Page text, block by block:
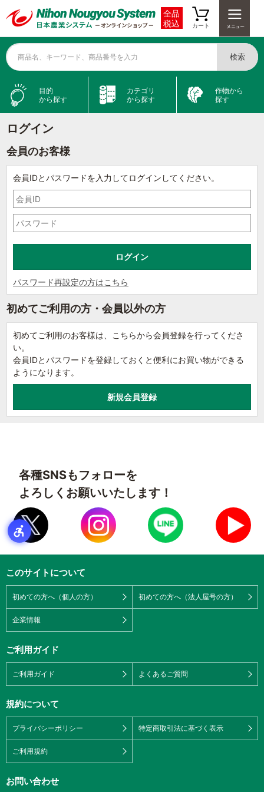
全品
税込
カート
商品名、キーワード、商品番号を入力 検索
目的
から探す
カテゴリ
から探す
作物から
探す
ログイン
会員のお客様
会員IDとパスワードを入力してログインしてください。
パスワード再設定の方はこちら
初めてご利用の方・会員以外の方
初めてご利用のお客様は、こちらから会員登録を行ってくださ
い。
会員IDとパスワードを登録しておくと便利にお買い物ができる
ようになります。
各種SNSもフォローを
よろしくお願いいたします！
このサイトについて
初めての方へ（個人の方） 初めての方へ（法人屋号の方）
企業情報
ご利用ガイド
ご利用ガイド よくあるご質問
規約について
プライバシーポリシー 特定商取引法に基づく表示
ご利用規約
お問い合わせ